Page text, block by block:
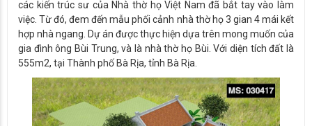
các kiến trúc sư của Nhà thờ họ Việt Nam đã bắt tay vào làm
việc. Từ đó, đem đến mẫu phối cảnh nhà thờ họ 3 gian 4 mái kết
hợp nhà ngang. Dự án được thực hiện dựa trên mong muốn của
gia đình ông Bùi Trung, và là nhà thờ họ Bùi. Với diện tích đất là
555m2, tại Thành phố Bà Rịa, tỉnh Bà Rịa.